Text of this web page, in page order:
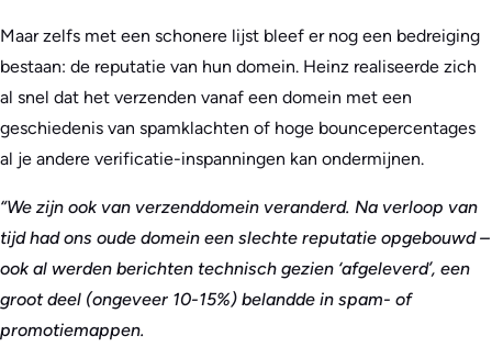
Maar zelfs met een schonere lijst bleef er nog een bedreiging
bestaan: de reputatie van hun domein. Heinz realiseerde zich
al snel dat het verzenden vanaf een domein met een
geschiedenis van spamklachten of hoge bouncepercentages
al je andere verificatie-inspanningen kan ondermijnen.
“We zijn ook van verzenddomein veranderd. Na verloop van
tijd had ons oude domein een slechte reputatie opgebouwd –
ook al werden berichten technisch gezien ‘afgeleverd’, een
groot deel (ongeveer 10-15%) belandde in spam- of
promotiemappen.